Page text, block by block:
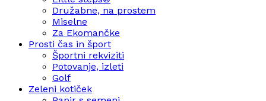
Družabne, na prostem
Miselne
Za Ekomančke
Prosti čas in šport
Športni rekviziti
Potovanje, izleti
Golf
Zeleni kotiček